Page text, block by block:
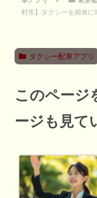
村市】タクシーを簡単
タクシー配車アプリ
このページ
ージも見て